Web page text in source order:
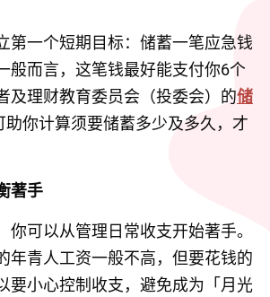
第一个短期目标：储蓄一笔应急钱
般而言，这笔钱最好能支付你6个
及理财教育委员会（投委会）的储
助你计算须要储蓄多少及多久，才
著手
你可以从管理日常收支开始著手。
年青人工资一般不高，但要花钱的
要小心控制收支，避免成为「月光